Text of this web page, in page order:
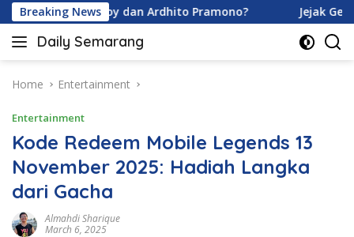
Skip
to
content
Breaking News
Karamoy dan Ardhito Pramono? Jejak Gen Buka
Daily Semarang
"Semarang
Ini:
Terkini
untuk
Anda"
Home Entertainment
Entertainment
Kode Redeem Mobile Legends 13
November 2025: Hadiah Langka
dari Gacha
Almahdi Sharique
March 6, 2025